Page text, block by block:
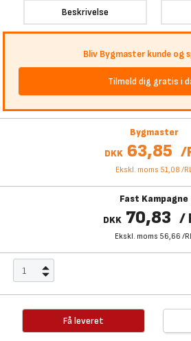
Beskrivelse
Bliv Bygmaster kunde og
Tilmeld dig gratis i
Bygmaster
DKK 63,85 /
Ekskl. moms 51,08 /
Fast Kampagne
DKK 70,83 /
Ekskl. moms 56,66 /
Få leveret